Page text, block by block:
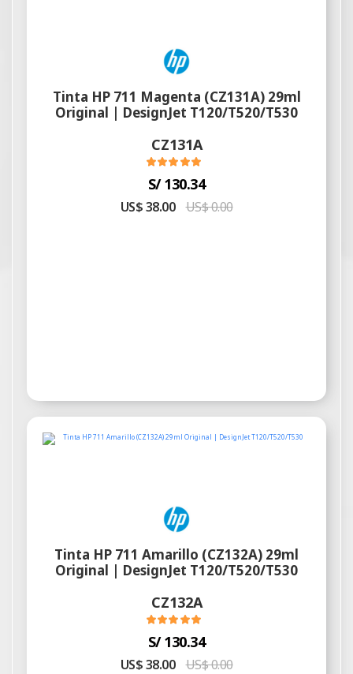
Tinta HP 711 Magenta (CZ131A) 29ml
Original | DesignJet T120/T520/T530
CZ131A
S/ 130.34
US$ 38.00 US$ 0.00
Tinta HP 711 Amarillo (CZ132A) 29ml
Original | DesignJet T120/T520/T530
CZ132A
S/ 130.34
US$ 38.00 US$ 0.00